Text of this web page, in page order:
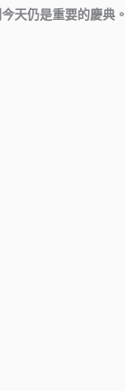
天仍是重要的慶典。